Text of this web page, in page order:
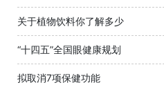
关于植物饮料你了解多少
“十四五”全国眼健康规划
拟取消7项保健功能